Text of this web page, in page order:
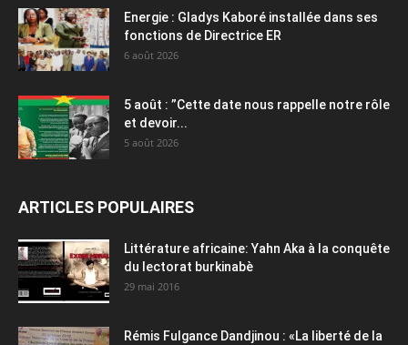
Energie : Gladys Kaboré installée dans ses
fonctions de Directrice ER
6 août 2026
5 août : ”Cette date nous rappelle notre rôle
et devoir...
5 août 2026
ARTICLES POPULAIRES
Littérature africaine: Yahn Aka à la conquête
du lectorat burkinabè
29 mai 2016
Rémis Fulgance Dandjinou : «La liberté de la